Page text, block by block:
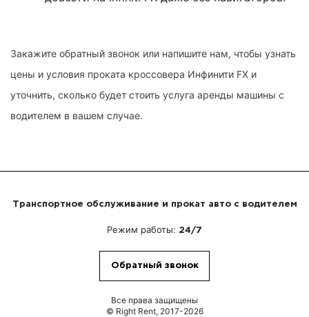
Закажите обратный звонок или напишите нам, чтобы узнать
цены и условия проката кроссовера Инфинити FX и
уточнить, сколько будет стоить услуга аренды машины с
водителем в вашем случае.
Транспортное обслуживание и прокат авто с водителем
Режим работы: 24/7
Обратный звонок
Все права защищены
© Right Rent, 2017-2026